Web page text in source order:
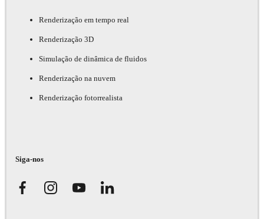
Renderização em tempo real
Renderização 3D
Simulação de dinâmica de fluidos
Renderização na nuvem
Renderização fotorrealista
Siga-nos